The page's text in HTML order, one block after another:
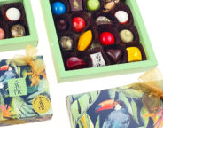
termékoldalon
választhatók
ki